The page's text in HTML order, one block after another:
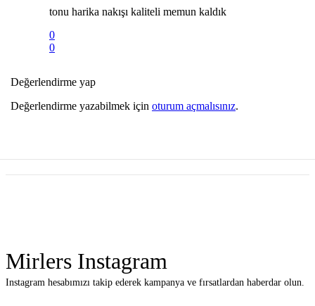
tonu harika nakışı kaliteli memun kaldık
0
0
Değerlendirme yap
Değerlendirme yazabilmek için oturum açmalısınız.
Mirlers Instagram
Instagram hesabımızı takip ederek kampanya ve fırsatlardan haberdar olun.